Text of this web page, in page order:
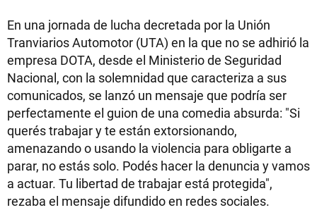
En una jornada de lucha decretada por la Unión
Tranviarios Automotor (UTA) en la que no se adhirió la
empresa DOTA, desde el Ministerio de Seguridad
Nacional, con la solemnidad que caracteriza a sus
comunicados, se lanzó un mensaje que podría ser
perfectamente el guion de una comedia absurda: "Si
querés trabajar y te están extorsionando,
amenazando o usando la violencia para obligarte a
parar, no estás solo. Podés hacer la denuncia y vamos
a actuar. Tu libertad de trabajar está protegida",
rezaba el mensaje difundido en redes sociales.